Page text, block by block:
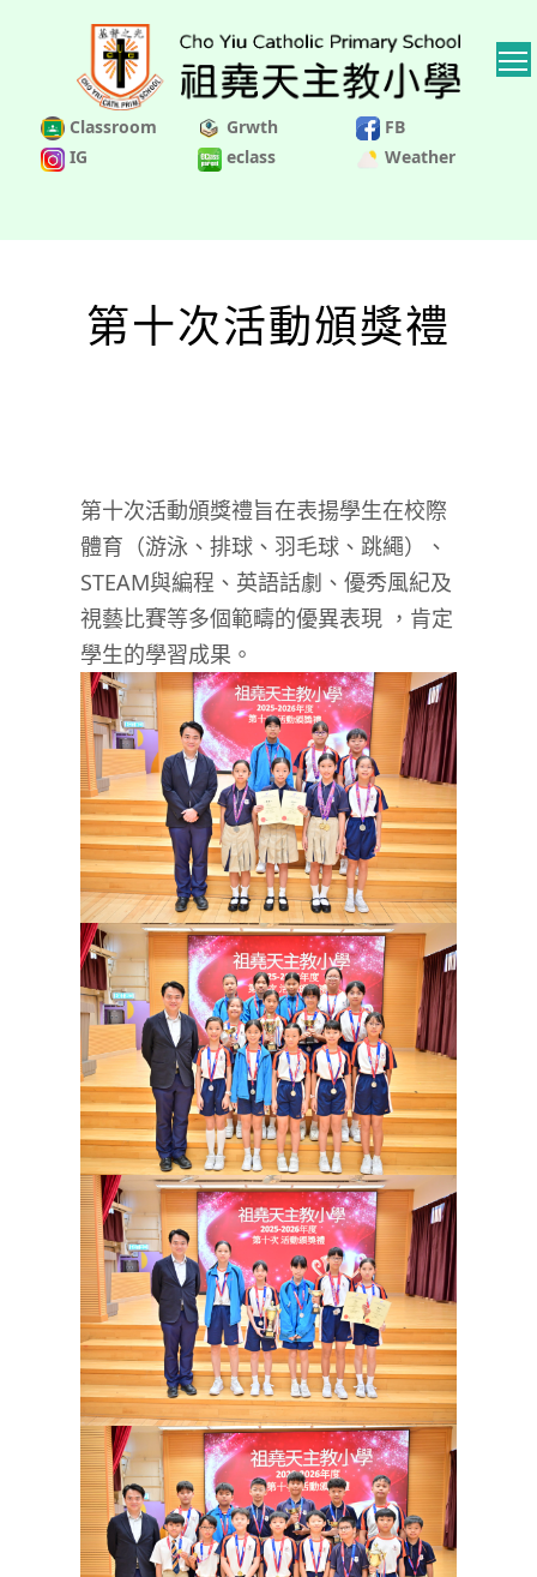
Classroom Grwth
FB
IG
eclass Weather
第十次活動頒獎禮
第十次活動頒獎禮旨在表揚學生在校際
體育（游泳、排球、羽毛球、跳繩）、
STEAM與編程、英語話劇、優秀風紀及
視藝比賽等多個範疇的優異表現 ，肯定
學生的學習成果。